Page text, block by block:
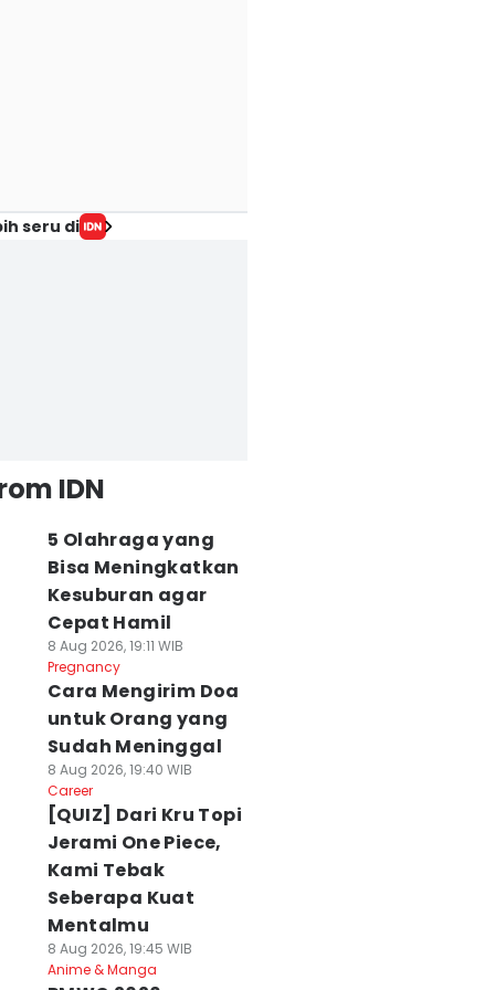
seru di
IDN
5 Olahraga yang
Bisa Meningkatkan
Kesuburan agar
Cepat Hamil
8 Aug 2026, 19:11 WIB
Pregnancy
Cara Mengirim Doa
untuk Orang yang
Sudah Meninggal
8 Aug 2026, 19:40 WIB
Career
[QUIZ] Dari Kru Topi
Jerami One Piece,
Kami Tebak
Seberapa Kuat
Mentalmu
8 Aug 2026, 19:45 WIB
Anime & Manga